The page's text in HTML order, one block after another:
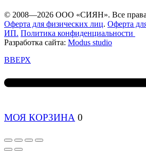
© 2008—2026 ООО «СИЯН». Все
Оферта для физических лиц. Оферта
ИП. Политика конфиденциальности
Разработка сайта: Modus studio
ВВЕРХ
МОЯ КОРЗИНА 0